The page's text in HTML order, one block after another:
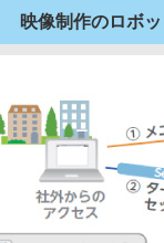
映像制作のロボ